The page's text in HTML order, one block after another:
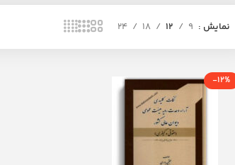
نمایش 9
12
18
24
-12%